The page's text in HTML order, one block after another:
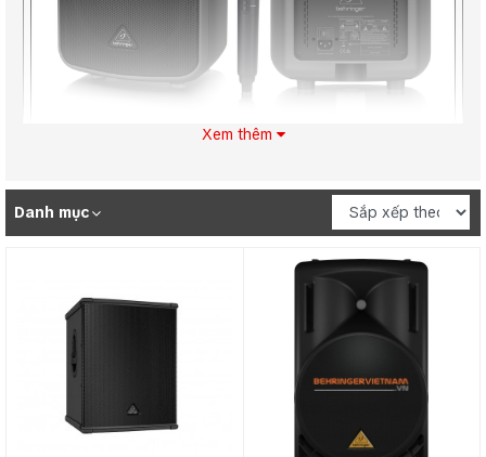
Speakers chính hãng
Loa Behringer Portable Speakers là sản phẩm loa đang được
khấu lớn, được nhập khẩu và phân phối chính hãng bởi Trung
Chính Audio tại Việt Nam.
Loa Behringer Portable Speakers mang đến cho bạn hiệu suất
hoạt động cao, chất lượng âm thanh tuyệt đỉnh. Tất cả các
sản phẩm Behringer cung cấp cho bạn một độ bền chắc
chắn nhờ vào vật liệu gỗ bạch dương cao cấp, chuyên sử
dụng cho sân khấu biểu diễn hoặc âm thanh sân khấu chuyên
Xem thêm
Danh mục